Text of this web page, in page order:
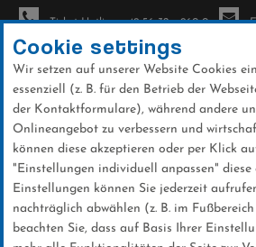
Direkt
zum
Inhalt
Ticket-Hotline: +49 56 32 - 960-0
News
Cookie settings
Wir setzen auf unserer Website Cookies
essenziell (z. B. für den Betrieb der
der Kontaktformulare), während andere
Onlineangebot zu verbessern und
können diese akzeptieren oder per Klick
"Einstellungen individuell anpassen" diese
Einstellungen können Sie jederzeit
nachträglich abwählen (z. B. im
beachten Sie, dass auf Basis Ihrer